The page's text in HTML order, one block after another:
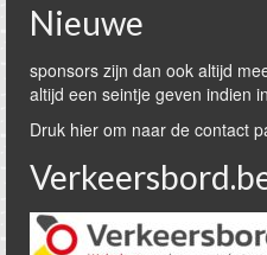
Nieuwe
sponsors zijn dan ook altijd
altijd een seintje geven indien
Druk hier om naar de contact